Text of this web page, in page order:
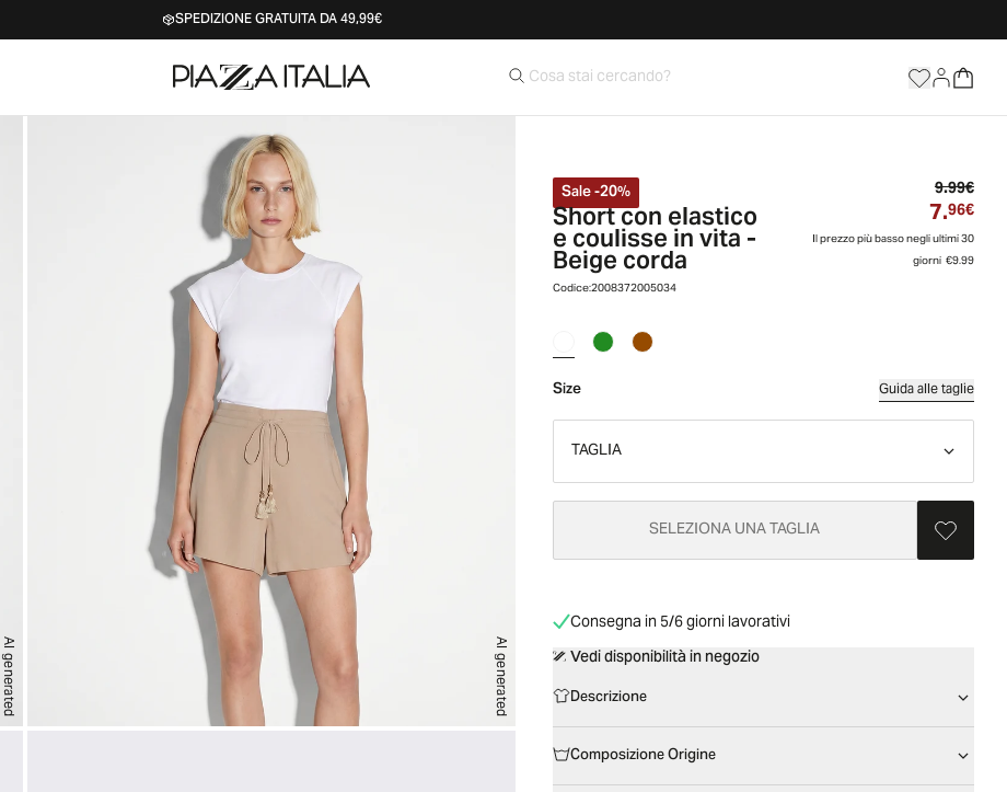
SPEDIZIONE GRATUITA DA 49,99€
AI generated AI generated
Sale-20%
Short con elastico
e coulisse in vita -
Beige corda
9.99€
7.96€
Il prezzo più basso negli ultimi 30
giorni€9.99
Codice:2008372005034
Size Guida alle taglie
TAGLIA
SELEZIONA UNA TAGLIA
Consegna in 5/6 giorni lavorativi
Vedi disponibilità in negozio
Descrizione
Composizione Origine